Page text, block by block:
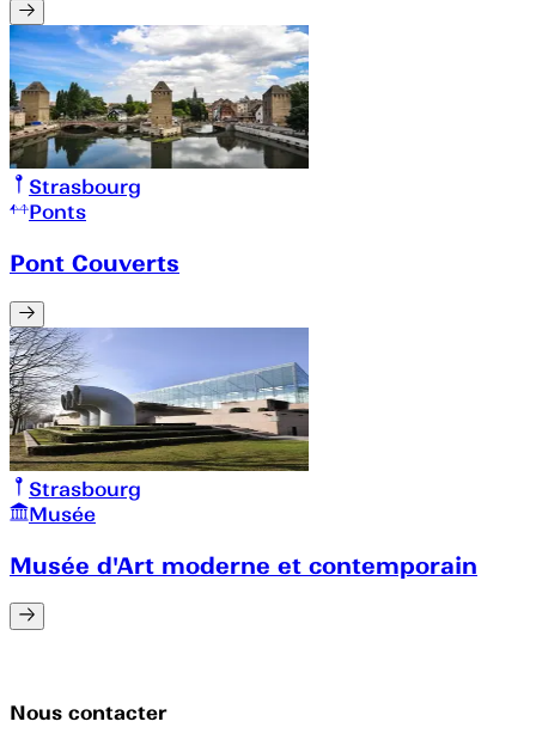
Strasbourg
Ponts
Pont Couverts
Strasbourg
Musée
Musée d'Art moderne et contemporain
Nous contacter